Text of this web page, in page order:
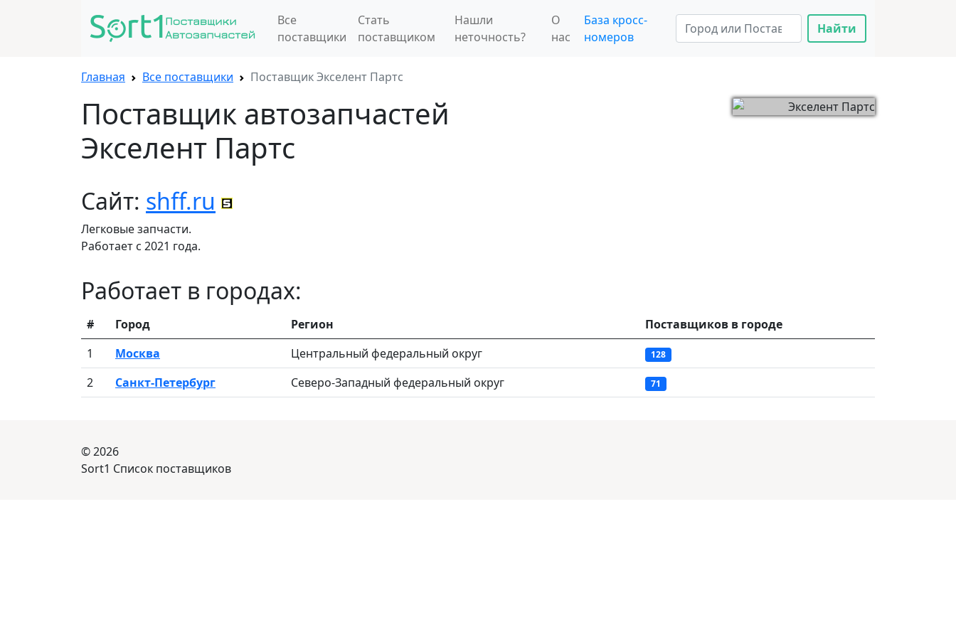
Все
поставщики
Стать
поставщиком
Нашли
неточность?
О
нас
База кросс-
номеров
Найти
Главная Все поставщики Поставщик Экселент Партс
Поставщик автозапчастей
Экселент Партс
Сайт: shff.ru
Легковые запчасти.
Работает с 2021 года.
Работает в городах:
# Город Регион
Поставщиков в городе
1
Москва Центральный федеральный округ 128
2 Санкт-Петербург Северо-Западный федеральный округ 71
© 2026
Sort1 Список поставщиков